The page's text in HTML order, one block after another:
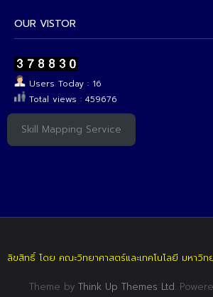
OUR VISTOR
Users Today : 16
Total views : 459676
Skill Mapping Service
ลิขสิทธิ์ โดย คณะวิทยาศาสตร์และเทคโนโลยี มหาวิ
Theme by Think Up Themes Ltd.